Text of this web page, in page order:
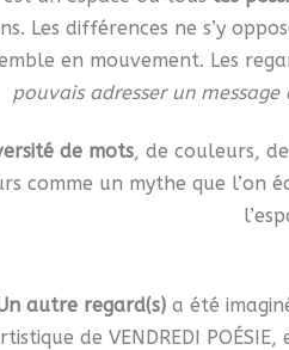
Les différences ne s’y
en mouvement. Les
pouvais adresser un
de mots, de couleurs,
comme un mythe que l’on
autre regard(s) a été
de VENDREDI